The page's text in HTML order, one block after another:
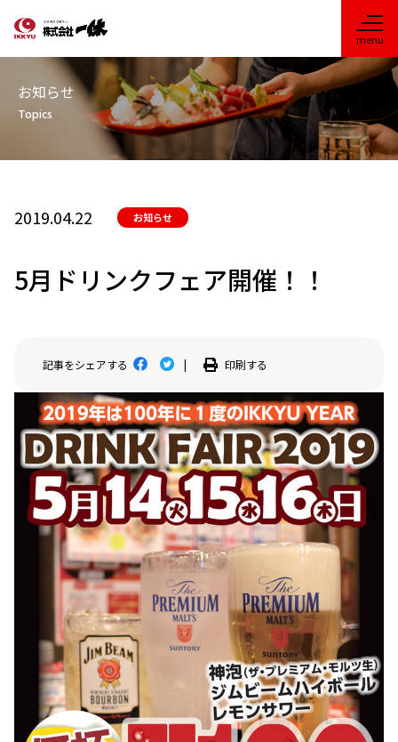
お知らせ
Topics
2019.04.22 お知らせ
5月ドリンクフェア開催！！
記事をシェアする | 印刷する